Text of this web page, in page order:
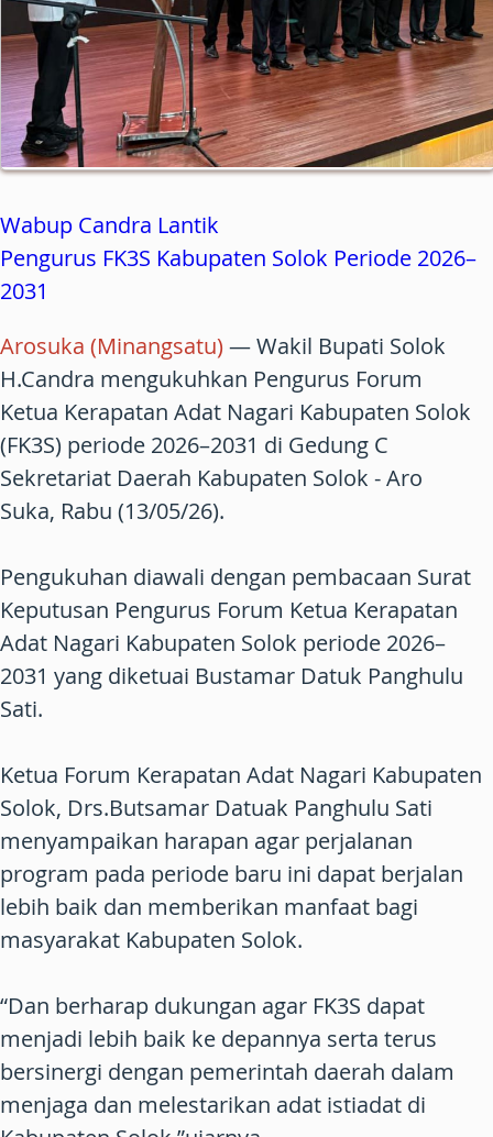
Wabup Candra Lantik
Pengurus FK3S Kabupaten Solok Periode 2026–
2031
Arosuka (Minangsatu) — Wakil Bupati Solok
H.Candra mengukuhkan Pengurus Forum
Ketua Kerapatan Adat Nagari Kabupaten Solok
(FK3S) periode 2026–2031 di Gedung C
Sekretariat Daerah Kabupaten Solok - Aro
Suka, Rabu (13/05/26).
Pengukuhan diawali dengan pembacaan Surat
Keputusan Pengurus Forum Ketua Kerapatan
Adat Nagari Kabupaten Solok periode 2026–
2031 yang diketuai Bustamar Datuk Panghulu
Sati.
Ketua Forum Kerapatan Adat Nagari Kabupaten
Solok, Drs.Butsamar Datuak Panghulu Sati
menyampaikan harapan agar perjalanan
program pada periode baru ini dapat berjalan
lebih baik dan memberikan manfaat bagi
masyarakat Kabupaten Solok.
“Dan berharap dukungan agar FK3S dapat
menjadi lebih baik ke depannya serta terus
bersinergi dengan pemerintah daerah dalam
menjaga dan melestarikan adat istiadat di